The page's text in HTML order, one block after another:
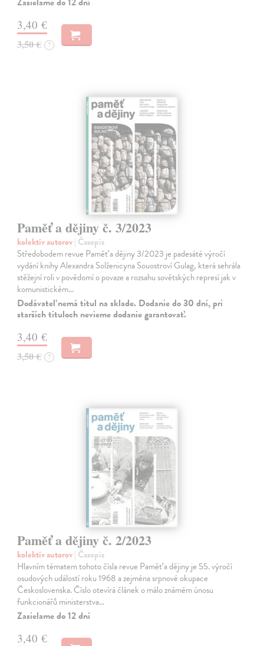
3,40 €
3,50 € ?
Paměť a dějiny č. 3/2023
kolektív autorov| Časopis
Středobodem revue Paměť a dějiny 3/2023 je padesáté výročí
vydání knihy Alexandra Solženicyna Souostroví Gulag, která sehrála
stěžejní roli v povědomí o povaze a rozsahu sovětských represí jak v
komunistickém…
Dodávateľ nemá titul na sklade. Dodanie do 30 dní, pri
starších tituloch nevieme dodanie garantovať.
3,40 €
3,50 € ?
Paměť a dějiny č. 2/2023
kolektív autorov| Časopis
Hlavním tématem tohoto čísla revue Paměť a dějiny je 55. výročí
osudových událostí roku 1968 a zejména srpnové okupace
Československa. Číslo otevírá článek o málo známém únosu
funkcionářů ministerstva…
Zasielame do 12 dní
3,40 €